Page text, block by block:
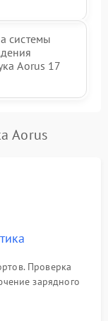
системы
Aorus 17
Aorus
Проверка
зарядного
с помощью
проблемы.